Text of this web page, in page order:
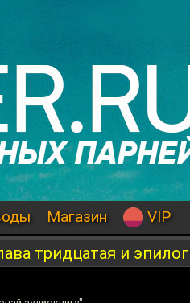
Магазин VIP
тридцатая и эпилог